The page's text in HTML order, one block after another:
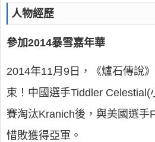
人物經歷
參加2014暴雪嘉年華
2014年11月9日，《爐石傳說
束！中國選手Tiddler
賽淘汰Kranich後，與美國選手
惜敗獲得亞軍。